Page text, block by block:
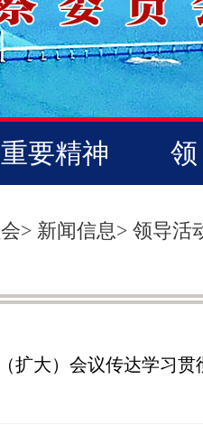
重要精神 领
查 党纪法
> 新闻信息> 领导活
扩大）会议传达学习